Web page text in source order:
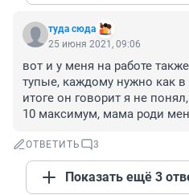
туда сюда
25 июня 2021, 09:06
вот и у меня на работе
тупые, каждому нужно как в
итоге он говорит я не
10 максимум, мама роди
ОТВЕТИТЬ 3
Показать ещё 3